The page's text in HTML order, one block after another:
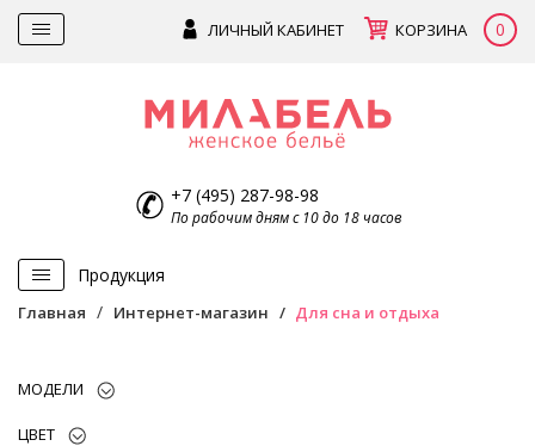
ЛИЧНЫЙ КАБИНЕТ КОРЗИНА 0
+7 (495) 287-98-98
По рабочим дням с 10 до 18 часов
Продукция
Главная Интернет-магазин Для сна и отдыха
МОДЕЛИ
ЦВЕТ